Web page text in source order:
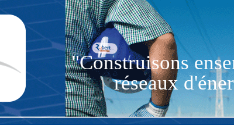
"Construisons
réseaux